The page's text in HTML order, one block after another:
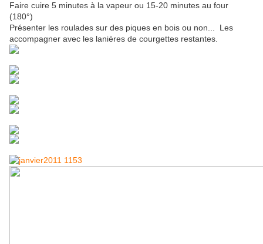
Faire cuire 5 minutes à la vapeur ou 15-20 minutes au four
(180°)
Présenter les roulades sur des piques en bois ou non... Les
accompagner avec les lanières de courgettes restantes.